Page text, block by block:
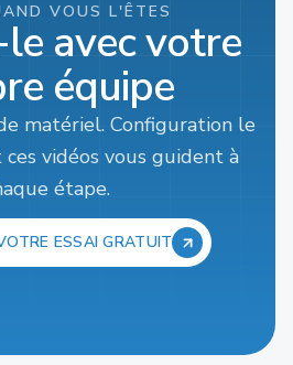
VOUS L'ÊTES
le avec votre
équipe
matériel. Configuration le
vidéos vous guident à
étape.
ESSAI GRATUIT